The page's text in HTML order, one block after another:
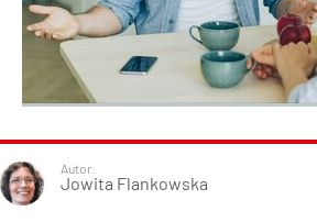
Autor:
Jowita Flankowska